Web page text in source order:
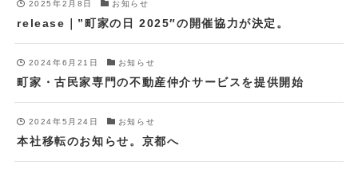
2025年2月8日 お知らせ
release｜”町家の日 2025″の開催協力が決定。
2024年6月21日 お知らせ
町家・古民家専門の不動産仲介サービスを提供開始
2024年5月24日 お知らせ
本社移転のお知らせ。京都へ